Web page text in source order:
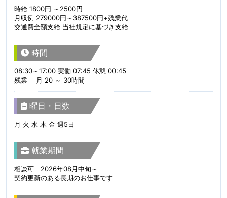
時給 1800円 ～2500円
月収例 279000円～387500円+残業代
交通費全額支給 当社規定に基づき支給
時間
08:30～17:00 実働 07:45 休憩 00:45
残業 月 20 ～ 30時間
曜日・日数
月 火 水 木 金 週5日
就業期間
相談可 2026年08月中旬～
契約更新のある長期のお仕事です